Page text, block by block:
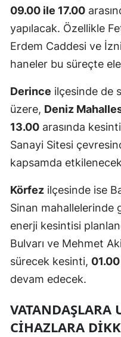
09.00 ile 17.00
yapılacak. Özellikle
Erdem Caddesi ve
haneler bu süreçte
Derince ilçesinde de
üzere, Deniz
13.00 arasında
Sanayi Sitesi
kapsamda
Körfez ilçesinde ise
Sinan mahallelerinde
enerji kesintisi
Bulvarı ve Mehmet
sürecek kesinti,
devam edecek.
VATANDAŞLARA
CIHAZLARA